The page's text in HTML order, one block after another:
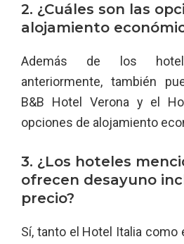
2. ¿Cuáles son las
alojamiento
Además de los
anteriormente, también
B&B Hotel Verona y el
opciones de alojamiento
3. ¿Los hoteles
ofrecen desayuno
precio?
Sí, tanto el Hotel Italia como